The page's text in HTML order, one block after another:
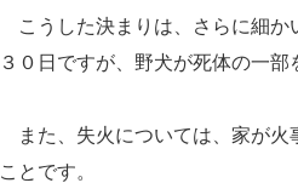
こうした決まりは、さらに細か
３０日ですが、野犬が死体の一
また、失火については、家が火
ことです。